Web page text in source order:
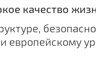
качество
европейскому